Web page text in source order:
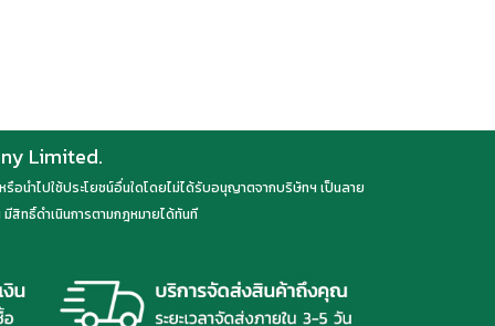
Limited.
นำไปใช้ประโยชน์อื่นใดโดยไม่ได้รับอนุญาตจากบริษัทฯ เป็นลาย
สิทธิ์ดำเนินการตามกฎหมายได้ทันที